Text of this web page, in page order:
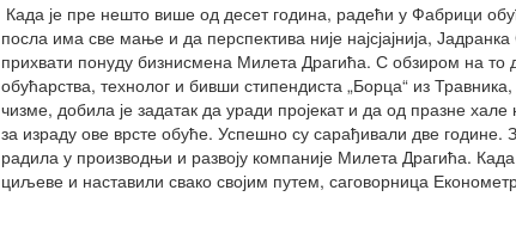
Када је пре нешто више од десет година, радећи у Фабрици
посла има све мање и да перспектива није најсјајнија,
прихвати понуду бизнисмена Милета Драгића. С обзиром на то
обућарства, технолог и бивши стипендиста „Борца“ из
чизме, добила је задатак да уради пројекат и да од празне
за израду ове врсте обуће. Успешно су сарађивали две године.
радила у производњи и развоју компаније Милета Драгића.
циљеве и наставили свако својим путем, саговорница